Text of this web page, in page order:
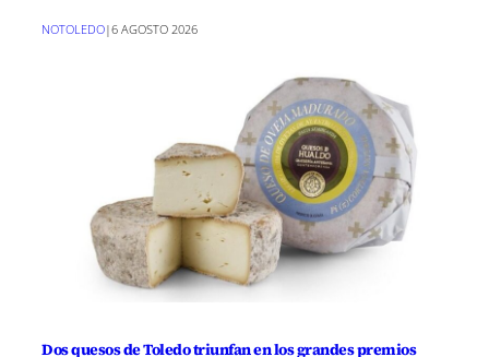
NOTOLEDO|6 AGOSTO 2026
Dos quesos de Toledo triunfan en los grandes premios